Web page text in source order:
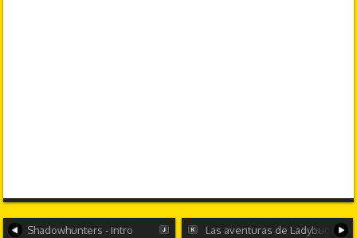
Shadowhunters - Intro Las aventuras de Ladybug -